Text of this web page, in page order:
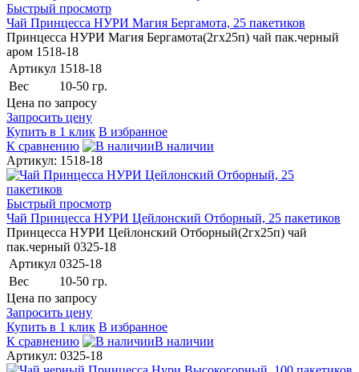
Быстрый просмотр
Чай Принцесса НУРИ Магия Бергамота, 25 пакетиков
Принцесса НУРИ Магия Бергамота(2гх25п) чай пак.черный
аром 1518-18
Артикул 1518-18
Вес
10-50 гр.
Цена по запросу
Запросить цену
Купить в 1 клик В избранное
К сравнению
В наличии
Артикул: 1518-18
Быстрый просмотр
Чай Принцесса НУРИ Цейлонский Отборный, 25 пакетиков
Принцесса НУРИ Цейлонский Отборный(2гх25п) чай
пак.черный 0325-18
Артикул 0325-18
Вес
10-50 гр.
Цена по запросу
Запросить цену
Купить в 1 клик В избранное
К сравнению
В наличии
Артикул: 0325-18